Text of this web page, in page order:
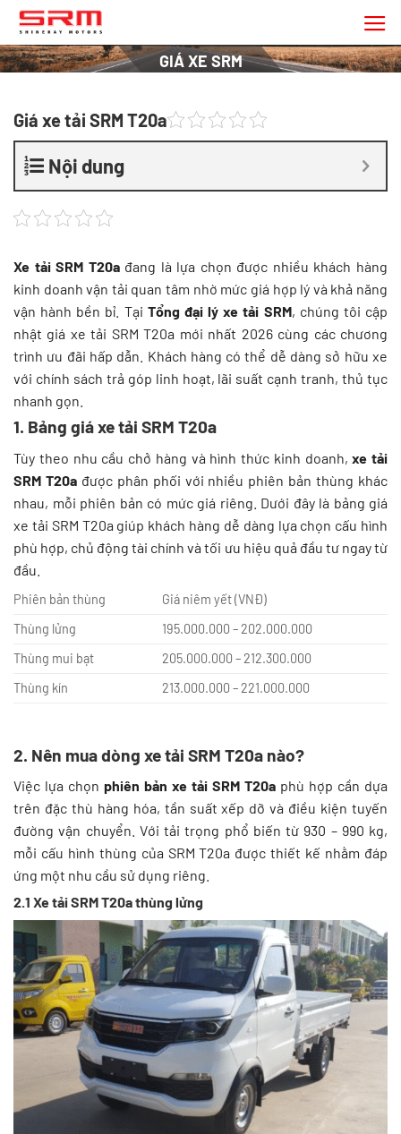
Chuyển
đến
nội
dung
GIÁ XE SRM
Giá xe tải SRM T20a
Nội dung
Xe tải SRM T20a đang là lựa chọn được nhiều khách hàng
kinh doanh vận tải quan tâm nhờ mức giá hợp lý và khả năng
vận hành bền bỉ. Tại Tổng đại lý xe tải SRM, chúng tôi cập
nhật giá xe tải SRM T20a mới nhất 2026 cùng các chương
trình ưu đãi hấp dẫn. Khách hàng có thể dễ dàng sở hữu xe
với chính sách trả góp linh hoạt, lãi suất cạnh tranh, thủ tục
nhanh gọn.
1. Bảng giá xe tải SRM T20a
Tùy theo nhu cầu chở hàng và hình thức kinh doanh,xe tải
SRM T20ađược phân phối với nhiều phiên bản thùng khác
nhau, mỗi phiên bản có mức giá riêng. Dưới đây là bảng giá
xe tải SRM T20a giúp khách hàng dễ dàng lựa chọn cấu hình
phù hợp, chủ động tài chính và tối ưu hiệu quả đầu tư ngay từ
đầu.
Phiên bản thùng
Giá niêm yết (VNĐ)
Thùng lửng
195.000.000 – 202.000.000 ​
Thùng mui bạt
205.000.000 – 212.300.000 ​
Thùng kín
213.000.000 – 221.000.000
2. Nên mua dòng xe tải SRM T20a nào?
Việc lựa chọn phiên bản xe tải SRM T20a phù hợp cần dựa
trên đặc thù hàng hóa, tần suất xếp dỡ và điều kiện tuyến
đường vận chuyển. Với tải trọng phổ biến từ 930 – 990 kg,
mỗi cấu hình thùng của SRM T20a được thiết kế nhằm đáp
ứng một nhu cầu sử dụng riêng.
2.1 Xe tải SRM T20a thùng lửng